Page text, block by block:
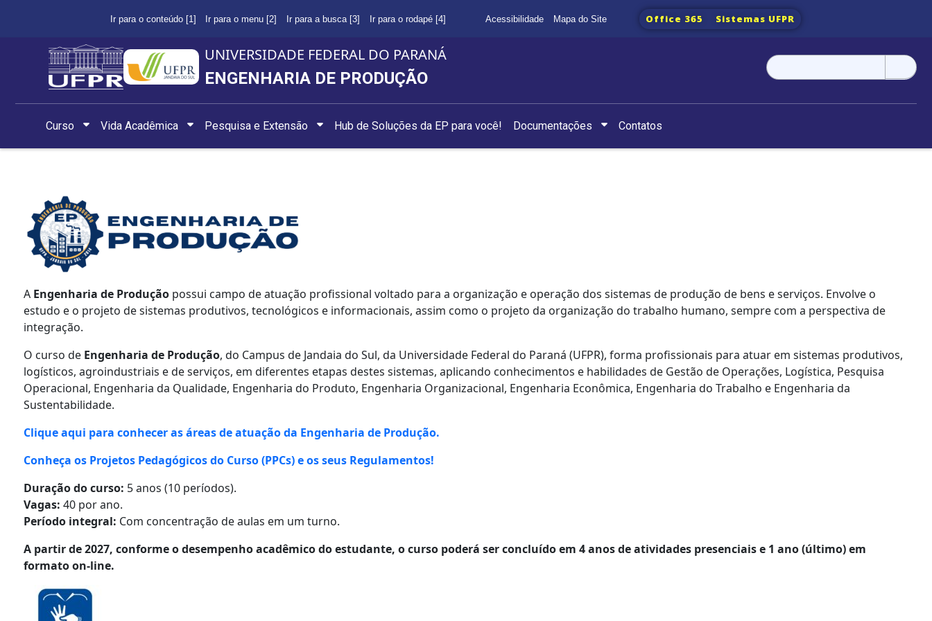
Ir para o conteúdo [1] Ir para o menu [2] Ir para a busca [3] Ir para o rodapé [4] Acessibilidade Mapa do Site Office 365 Sistemas UFPR
UNIVERSIDADE FEDERAL DO PARANÁ
ENGENHARIA DE PRODUÇÃO
Pesquisar
por:
Curso Vida Acadêmica Pesquisa e Extensão Hub de Soluções da EP para você! Documentações Contatos
A Engenharia de Produção possui campo de atuação profissional voltado para a organização e operação dos sistemas de produção de bens e serviços. Envolve o
estudo e o projeto de sistemas produtivos, tecnológicos e informacionais, assim como o projeto da organização do trabalho humano, sempre com a perspectiva de
integração.
O curso de Engenharia de Produção, do Campus de Jandaia do Sul, da Universidade Federal do Paraná (UFPR), forma profissionais para atuar em sistemas produtivos,
logísticos, agroindustriais e de serviços, em diferentes etapas destes sistemas, aplicando conhecimentos e habilidades de Gestão de Operações, Logística, Pesquisa
Operacional, Engenharia da Qualidade, Engenharia do Produto, Engenharia Organizacional, Engenharia Econômica, Engenharia do Trabalho e Engenharia da
Sustentabilidade.
Clique aqui para conhecer as áreas de atuação da Engenharia de Produção.
Conheça os Projetos Pedagógicos do Curso (PPCs) e os seus Regulamentos!
Duração do curso: 5 anos (10 períodos).
Vagas: 40 por ano.
Período integral: Com concentração de aulas em um turno.
A partir de 2027, conforme o desempenho acadêmico do estudante, o curso poderá ser concluído em 4 anos de atividades presenciais e 1 ano (último) em
formato on-line.